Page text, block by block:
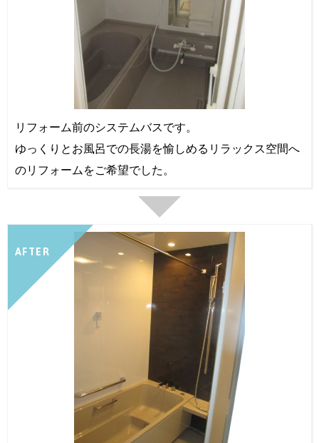
リフォーム前のシステムバスです。
ゆっくりとお風呂での長湯を愉しめるリラックス空間へ
のリフォームをご希望でした。
AFTER